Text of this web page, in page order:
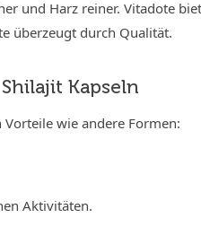
und Harz reiner. Vitadote
überzeugt durch Qualität.
Kapseln
wie andere Formen:
Aktivitäten.